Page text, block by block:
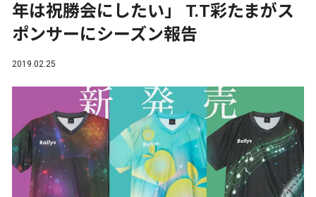
年は祝勝会にしたい」 T.T彩たまがス
ポンサーにシーズン報告
2019.02.25